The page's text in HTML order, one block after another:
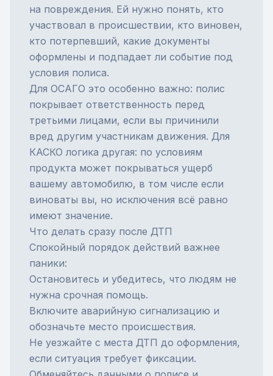
на повреждения. Ей нужно понять, кто
участвовал в происшествии, кто виновен,
кто потерпевший, какие документы
оформлены и подпадает ли событие под
условия полиса.
Для ОСАГО это особенно важно: полис
покрывает ответственность перед
третьими лицами, если вы причинили
вред другим участникам движения. Для
КАСКО логика другая: по условиям
продукта может покрываться ущерб
вашему автомобилю, в том числе если
виноваты вы, но исключения всё равно
имеют значение.
Что делать сразу после ДТП
Спокойный порядок действий важнее
паники:
Остановитесь и убедитесь, что людям не
нужна срочная помощь.
Включите аварийную сигнализацию и
обозначьте место происшествия.
Не уезжайте с места ДТП до оформления,
если ситуация требует фиксации.